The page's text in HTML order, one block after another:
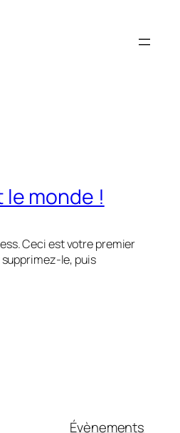
monde !
Ceci est votre premier
le, puis
Évènements